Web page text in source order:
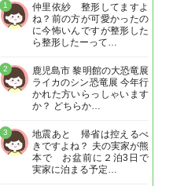
仲里依紗 整形してますよ
ね？前の方が可愛かったの
に今怖いんですが整形した
ら整形したーって…
1
鹿児島市 黎明館の大恐竜展
ライカのシン恐竜展 今年行
かれた方いらっしゃいます
か？ どちらか…
2
地震あと 帰省は控えるべ
きですよね？ 夫の実家が熊
本で お盆前に２泊3日で
実家に泊まる予定…
3